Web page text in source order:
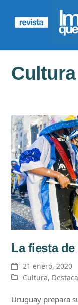
Cultura
La fiesta
21 enero, 2020
Cultura,
Uruguay prepara